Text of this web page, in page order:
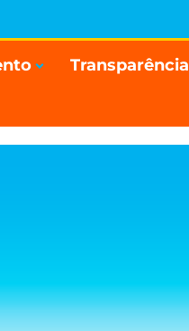
Transparência